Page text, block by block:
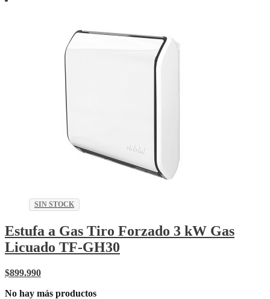
SIN STOCK
Estufa a Gas Tiro Forzado 3 kW Gas
Licuado TF-GH30
$899.990
No hay más productos